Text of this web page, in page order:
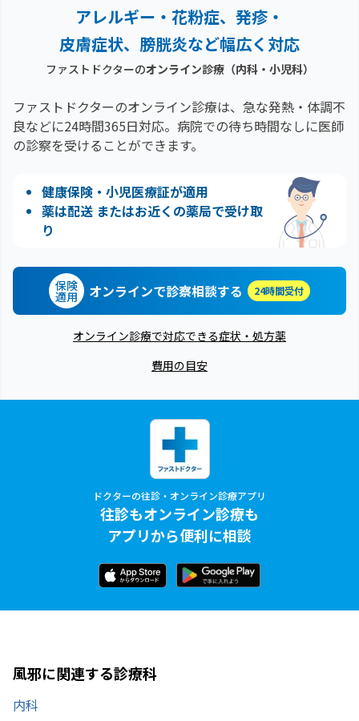
アレルギー・花粉症、 発疹・
皮膚症状、膀胱炎など幅広く対応
ファストドクターのオンライン診療（内科・小児科）
ファストドクターのオンライン診療は、急な発熱・体調不
良などに24時間365日対応。 病院での待ち時間なしに医師
の診察を受けることができます。
健康保険・小児医療証が適用
薬は配送 またはお近くの薬局で受け取
り
保険
適用 オンラインで診察相談する 24時間受付
オンライン診療で対応できる症状・処方薬
費用の目安
ドクターの往診・オンライン診療アプリ
往診もオンライン診療も
アプリから便利に相談
風邪に関連する診療科
内科